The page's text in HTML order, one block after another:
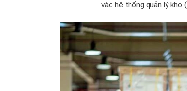
vào hệ thống quản lý kho